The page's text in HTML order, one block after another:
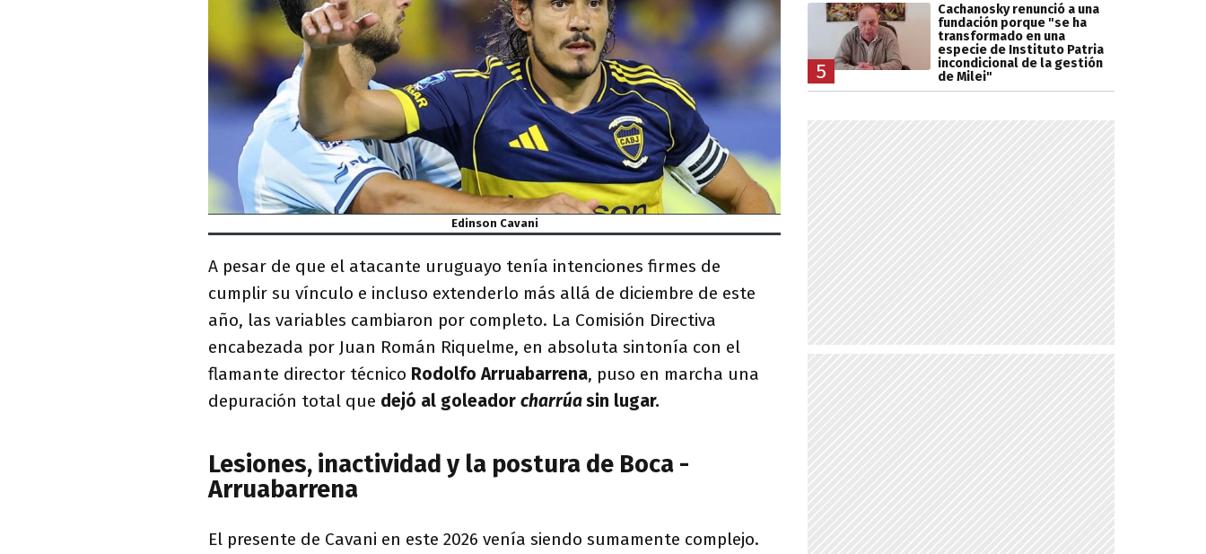
Edinson Cavani
A pesar de que el atacante uruguayo tenía intenciones firmes de
cumplir su vínculo e incluso extenderlo más allá de diciembre de este
año, las variables cambiaron por completo. La Comisión Directiva
encabezada por Juan Román Riquelme, en absoluta sintonía con el
flamante director técnico Rodolfo Arruabarrena, puso en marcha una
depuración total que dejó al goleador charrúasin lugar.
Lesiones, inactividad y la postura de Boca -
Arruabarrena
El presente de Cavani en este 2026 venía siendo sumamente complejo.
5
Cachanosky renunció a una
fundación porque "se ha
transformado en una
especie de Instituto Patria
incondicional de la gestión
de Milei"